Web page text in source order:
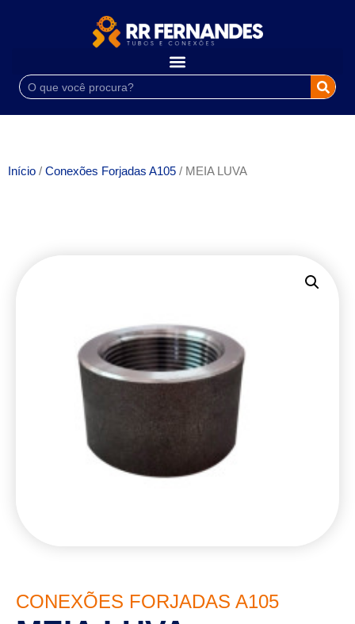
Início / Conexões Forjadas A105 / MEIA LUVA
CONEXÕES FORJADAS A105